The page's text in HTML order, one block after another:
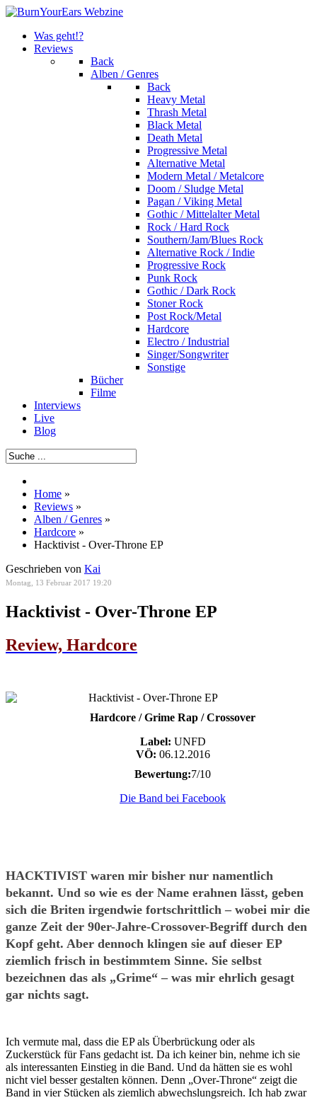
Was geht!?
Reviews
Back
Alben / Genres
Back
Heavy Metal
Thrash Metal
Black Metal
Death Metal
Progressive Metal
Alternative Metal
Modern Metal / Metalcore
Doom / Sludge Metal
Pagan / Viking Metal
Gothic / Mittelalter Metal
Rock / Hard Rock
Southern/Jam/Blues Rock
Alternative Rock / Indie
Progressive Rock
Punk Rock
Gothic / Dark Rock
Stoner Rock
Post Rock/Metal
Hardcore
Electro / Industrial
Singer/Songwriter
Sonstige
Bücher
Filme
Interviews
Live
Blog
Home »
Reviews »
Alben / Genres »
Hardcore »
Hacktivist - Over-Throne EP
Geschrieben von Kai
Montag, 13 Februar 2017 19:20
Hacktivist - Over-Throne EP
Review, Hardcore
Hardcore / Grime Rap / Crossover
Label: UNFD
VÖ: 06.12.2016
Bewertung:7/10
Die Band bei Facebook
HACKTIVIST waren mir bisher nur namentlich
bekannt. Und so wie es der Name erahnen lässt, geben
sich die Briten irgendwie fortschrittlich – wobei mir die
ganze Zeit der 90er-Jahre-Crossover-Begriff durch den
Kopf geht. Aber dennoch klingen sie auf dieser EP
ziemlich frisch in bestimmtem Sinne. Sie selbst
bezeichnen das als „Grime“ – was mir ehrlich gesagt
gar nichts sagt.
Ich vermute mal, dass die EP als Überbrückung oder als
Zuckerstück für Fans gedacht ist. Da ich keiner bin, nehme ich sie
als interessanten Einstieg in die Band. Und da hätten sie es wohl
nicht viel besser gestalten können. Denn „Over-Throne“ zeigt die
Band in vier Stücken als ziemlich abwechslungsreich. Ich hab zwar